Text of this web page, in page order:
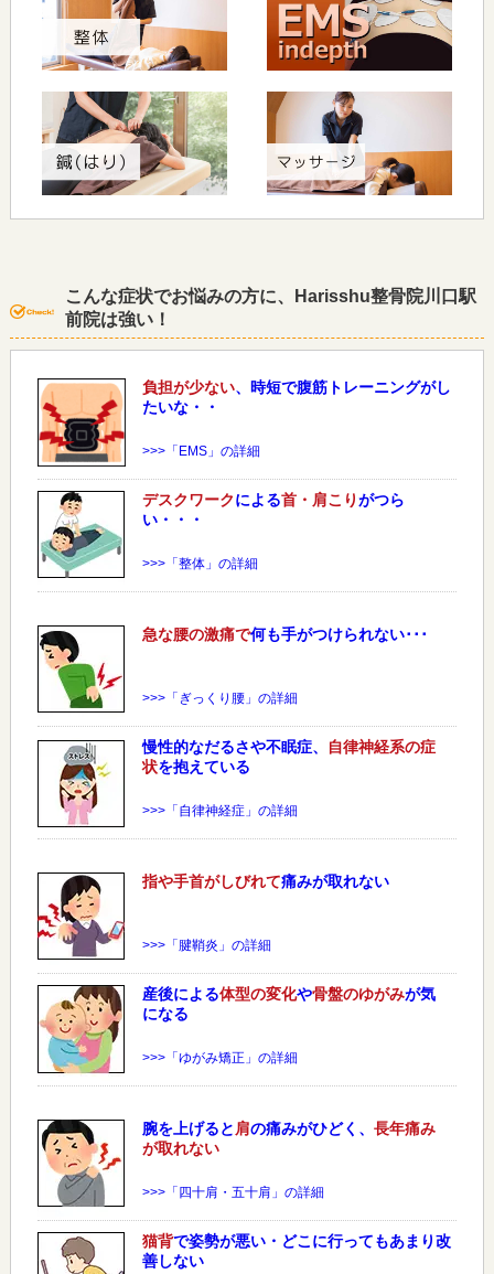
こんな症状でお悩みの方に、Harisshu整骨院川口駅
前院は強い！
負担が少ない、時短で腹筋トレーニングがし
たいな・・
>>>「EMS」の詳細
デスクワークによる首・肩こりがつら
い・・・
>>>「整体」の詳細
急な腰の激痛で何も手がつけられない･･･
>>>「ぎっくり腰」の詳細
慢性的なだるさや不眠症、
自律神経系の症
状を抱えている
>>>「自律神経症」の詳細
指や手首がしびれて痛みが取れない
>>>「腱鞘炎」の詳細
産後による体型の変化や骨盤のゆがみが気
になる
>>>「ゆがみ矯正」の詳細
腕を上げると肩の痛みがひどく、 長年痛み
が取れない
>>>「四十肩・五十肩」の詳細
猫背で姿勢が悪い・どこに行ってもあまり改
善しない